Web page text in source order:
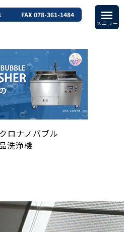
FAX 078-361-1484
ロナノバブル
洗浄機